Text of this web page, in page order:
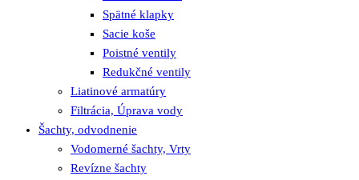
Spätné klapky
Sacie koše
Poistné ventily
Redukčné ventily
Liatinové armatúry
Filtrácia, Úprava vody
Šachty, odvodnenie
Vodomerné šachty, Vrty
Revízne šachty